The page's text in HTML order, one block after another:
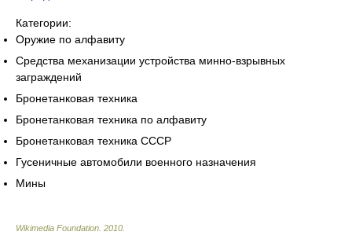
Категории:
Оружие по алфавиту
Средства механизации устройства минно-взрывных
заграждений
Бронетанковая техника
Бронетанковая техника по алфавиту
Бронетанковая техника СССР
Гусеничные автомобили военного назначения
Мины
Wikimedia Foundation 2010